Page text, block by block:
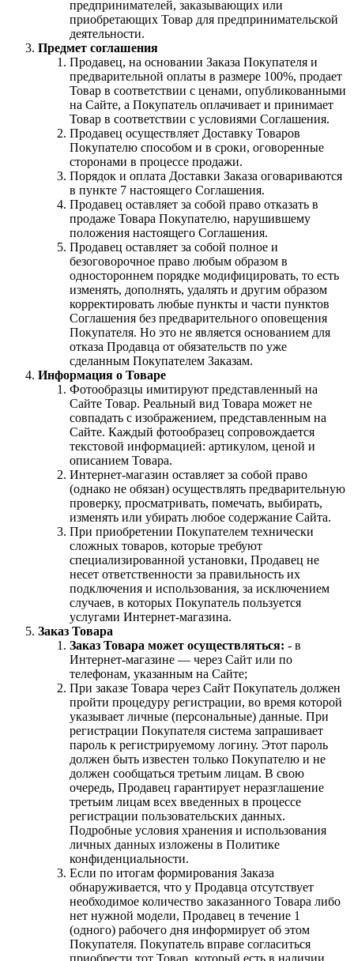
предпринимателей, заказывающих или
приобретающих Товар для предпринимательской
деятельности.
Предмет соглашения
Продавец, на основании Заказа Покупателя и
предварительной оплаты в размере 100%, продает
Товар в соответствии с ценами, опубликованными
на Сайте, а Покупатель оплачивает и принимает
Товар в соответствии с условиями Соглашения.
Продавец осуществляет Доставку Товаров
Покупателю способом и в сроки, оговоренные
сторонами в процессе продажи.
Порядок и оплата Доставки Заказа оговариваются
в пункте 7 настоящего Соглашения.
Продавец оставляет за собой право отказать в
продаже Товара Покупателю, нарушившему
положения настоящего Соглашения.
Продавец оставляет за собой полное и
безоговорочное право любым образом в
одностороннем порядке модифицировать, то есть
изменять, дополнять, удалять и другим образом
корректировать любые пункты и части пунктов
Соглашения без предварительного оповещения
Покупателя. Но это не является основанием для
отказа Продавца от обязательств по уже
сделанным Покупателем Заказам.
Информация о Товаре
Фотообразцы имитируют представленный на
Сайте Товар. Реальный вид Товара может не
совпадать с изображением, представленным на
Сайте. Каждый фотообразец сопровождается
текстовой информацией: артикулом, ценой и
описанием Товара.
Интернет-магазин оставляет за собой право
(однако не обязан) осуществлять предварительную
проверку, просматривать, помечать, выбирать,
изменять или убирать любое содержание Сайта.
При приобретении Покупателем технически
сложных товаров, которые требуют
специализированной установки, Продавец не
несет ответственности за правильность их
подключения и использования, за исключением
случаев, в которых Покупатель пользуется
услугами Интернет-магазина.
Заказ Товара
Заказ Товара может осуществляться: - в
Интернет-магазине — через Сайт или по
телефонам, указанным на Сайте;
При заказе Товара через Сайт Покупатель должен
пройти процедуру регистрации, во время которой
указывает личные (персональные) данные. При
регистрации Покупателя система запрашивает
пароль к регистрируемому логину. Этот пароль
должен быть известен только Покупателю и не
должен сообщаться третьим лицам. В свою
очередь, Продавец гарантирует неразглашение
третьим лицам всех введенных в процессе
регистрации пользовательских данных.
Подробные условия хранения и использования
личных данных изложены в Политике
конфиденциальности.
Если по итогам формирования Заказа
обнаруживается, что у Продавца отсутствует
необходимое количество заказанного Товара либо
нет нужной модели, Продавец в течение 1
(одного) рабочего дня информирует об этом
Покупателя. Покупатель вправе согласиться
приобрести тот Товар, который есть в наличии,